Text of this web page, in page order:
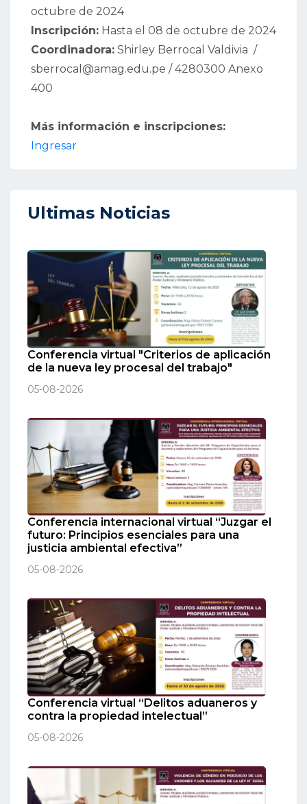
octubre de 2024
Inscripción: Hasta el 08 de octubre de 2024
Coordinadora: Shirley Berrocal Valdivia /
sberrocal@amag.edu.pe / 4280300 Anexo
400
Más información e inscripciones:
Ingresar
Ultimas Noticias
Conferencia virtual "Criterios de aplicación
de la nueva ley procesal del trabajo"
05-08-2026
Conferencia internacional virtual “Juzgar el
futuro: Principios esenciales para una
justicia ambiental efectiva”
05-08-2026
Conferencia virtual “Delitos aduaneros y
contra la propiedad intelectual”
05-08-2026